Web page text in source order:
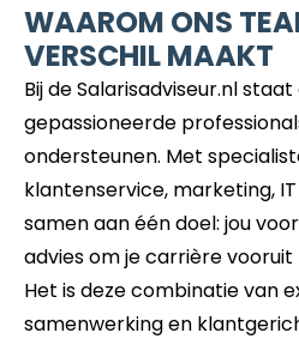
WAAROM ONS
VERSCHIL MAAKT
Bij de Salarisadviseur.nl
gepassioneerde
ondersteunen. Met
klantenservice, marketing,
samen aan één doel: jou
advies om je carrière vooruit
Het is deze combinatie van
samenwerking en